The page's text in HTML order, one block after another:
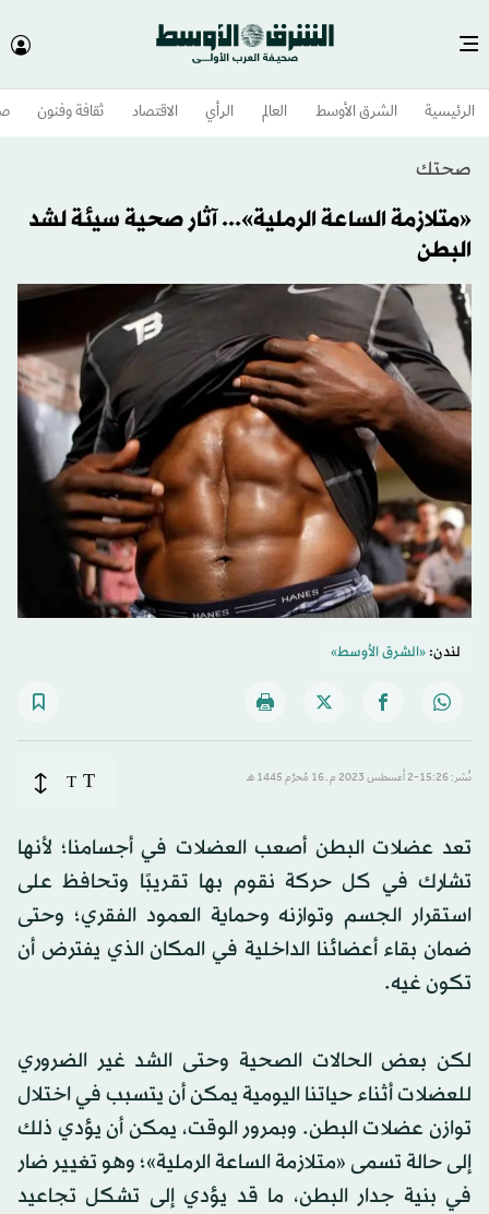
الرئيسية الشرق الأوسط​ العالم الرأي الاقتصاد ثقافة وفنون
صحتك
«متلازمة الساعة الرملية»... آثار صحية سيئة لشد
البطن
لندن:«الشرق الأوسط»
نُشر: 15:26-2 أغسطس 2023 م ـ 16 مُحرَّم 1445 هـ T
T
تعد عضلات البطن أصعب العضلات في أجسامنا؛ لأنها
تشارك في كل حركة نقوم بها تقريبًا وتحافظ على
استقرار الجسم وتوازنه وحماية العمود الفقري؛ وحتى
ضمان بقاء أعضائنا الداخلية في المكان الذي يفترض أن
تكون غيه.
لكن بعض الحالات الصحية وحتى الشد غير الضروري
للعضلات أثناء حياتنا اليومية يمكن أن يتسبب في اختلال
توازن عضلات البطن. وبمرور الوقت، يمكن أن يؤدي ذلك
إلى حالة تسمى «متلازمة الساعة الرملية»؛ وهو تغيير ضار
في بنية جدار البطن، ما قد يؤدي إلى تشكل تجاعيد